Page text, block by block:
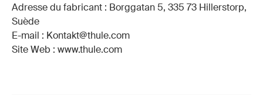
Adresse du fabricant : Borggatan 5, 335 73 Hillerstorp,
Suède
E-mail : Kontakt@thule.com
Site Web : www.thule.com